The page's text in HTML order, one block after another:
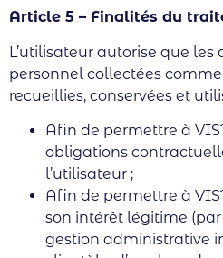
Article 5 – Finalités du
L’utilisateur autorise que les
personnel collectées
recueillies, conservées et
Afin de permettre à
obligations
l’utilisateur ;
Afin de permettre à
son intérêt légitime
gestion administrative